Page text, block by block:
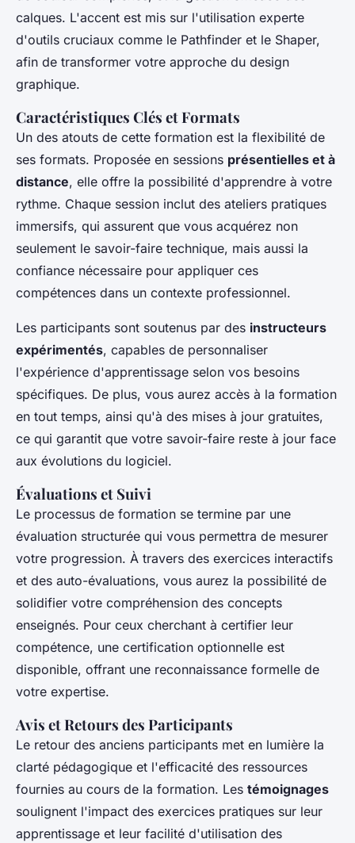
calques. L'accent est mis sur l'utilisation experte
d'outils cruciaux comme le Pathfinder et le Shaper,
afin de transformer votre approche du design
graphique.
Caractéristiques Clés et Formats
Un des atouts de cette formation est la flexibilité de
ses formats. Proposée en sessions présentielles et à
distance, elle offre la possibilité d'apprendre à votre
rythme. Chaque session inclut des ateliers pratiques
immersifs, qui assurent que vous acquérez non
seulement le savoir-faire technique, mais aussi la
confiance nécessaire pour appliquer ces
compétences dans un contexte professionnel.
Les participants sont soutenus par des instructeurs
expérimentés, capables de personnaliser
l'expérience d'apprentissage selon vos besoins
spécifiques. De plus, vous aurez accès à la formation
en tout temps, ainsi qu'à des mises à jour gratuites,
ce qui garantit que votre savoir-faire reste à jour face
aux évolutions du logiciel.
Évaluations et Suivi
Le processus de formation se termine par une
évaluation structurée qui vous permettra de mesurer
votre progression. À travers des exercices interactifs
et des auto-évaluations, vous aurez la possibilité de
solidifier votre compréhension des concepts
enseignés. Pour ceux cherchant à certifier leur
compétence, une certification optionnelle est
disponible, offrant une reconnaissance formelle de
votre expertise.
Avis et Retours des Participants
Le retour des anciens participants met en lumière la
clarté pédagogique et l'efficacité des ressources
fournies au cours de la formation. Les témoignages
soulignent l'impact des exercices pratiques sur leur
apprentissage et leur facilité d'utilisation des